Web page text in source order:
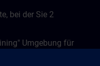
bei der Sie 2
Umgebung für
Journeys